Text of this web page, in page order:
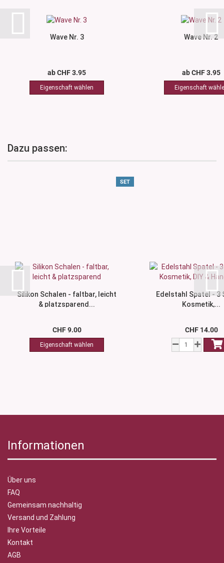
Wave Nr. 3
ab CHF 3.95
Wave Nr. 2
ab CHF 3.95
Dazu passen:
SET
Silikon Schalen - faltbar, leicht
& platzsparend...
CHF 9.00
Edelstahl Spatel - 3
Kosmetik,...
CHF 14.00
Informationen
Über uns
FAQ
Gemeinsam nachhaltig
Versand und Zahlung
Ihre Vorteile
Kontakt
AGB